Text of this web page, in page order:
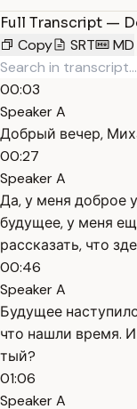
Full Transcript —
Copy
SRT MD
00:03
Speaker A
Добрый вечер,
00:27
Speaker A
Да, у меня доброе
будущее, у меня
рассказать, что
00:46
Speaker A
Будущее
что нашли время.
тый?
01:06
Speaker A